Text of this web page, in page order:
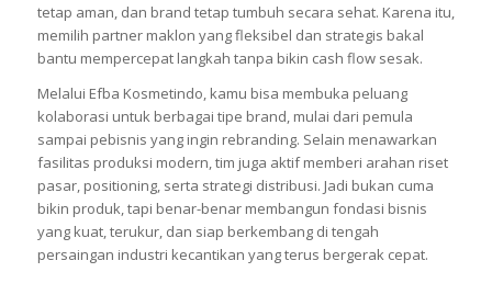
tetap aman, dan brand tetap tumbuh secara sehat. Karena itu,
memilih partner maklon yang fleksibel dan strategis bakal
bantu mempercepat langkah tanpa bikin cash flow sesak.
Melalui Efba Kosmetindo, kamu bisa membuka peluang
kolaborasi untuk berbagai tipe brand, mulai dari pemula
sampai pebisnis yang ingin rebranding. Selain menawarkan
fasilitas produksi modern, tim juga aktif memberi arahan riset
pasar, positioning, serta strategi distribusi. Jadi bukan cuma
bikin produk, tapi benar-benar membangun fondasi bisnis
yang kuat, terukur, dan siap berkembang di tengah
persaingan industri kecantikan yang terus bergerak cepat.